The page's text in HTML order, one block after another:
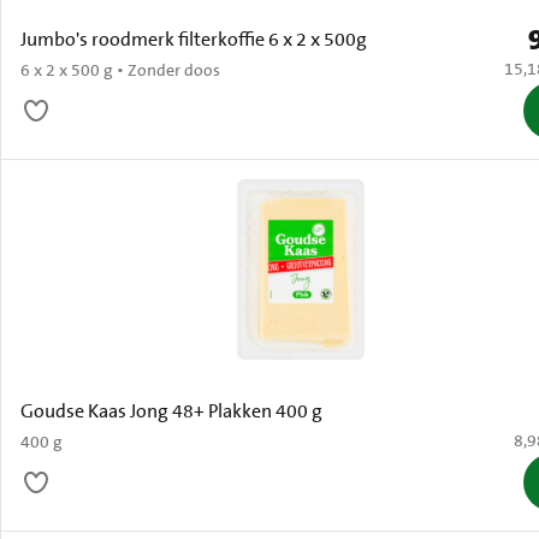
Jumbo's roodmerk filterkoffie 6 x 2 x 500g
6 x 2 x 500 g • Zonder doos €
Goudse Kaas Jong 48+ Plakken 400 g
400 g €